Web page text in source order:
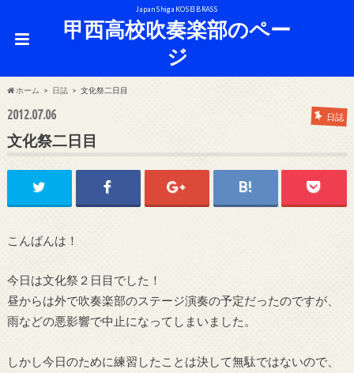
Japan Shiga KOSEI BRASS
甲西高校吹奏楽部のペー
ジ
ホーム 日誌 文化祭二日目
2012.07.06 日誌
文化祭二日目
こんばんは！
今日は文化祭２日目でした！
昼からは外で吹奏楽部のステージ演奏の予定だったのですが、
雨などの悪影響で中止になってしまいました。
しかし今日のために練習したことは決して無駄ではないので、